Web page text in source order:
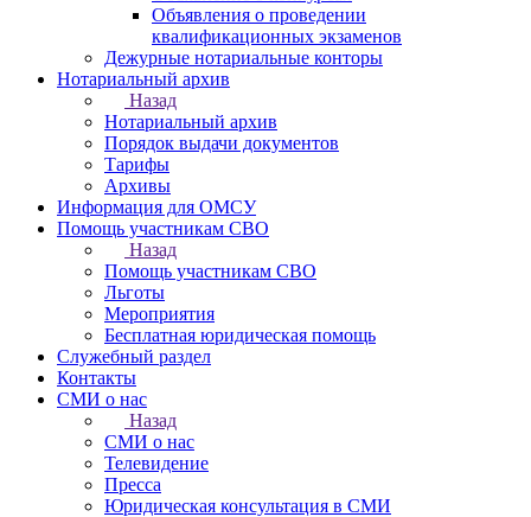
Объявления о проведении
квалификационных экзаменов
Дежурные нотариальные конторы
Нотариальный архив
Назад
Нотариальный архив
Порядок выдачи документов
Тарифы
Архивы
Информация для ОМСУ
Помощь участникам СВО
Назад
Помощь участникам СВО
Льготы
Мероприятия
Бесплатная юридическая помощь
Служебный раздел
Контакты
СМИ о нас
Назад
СМИ о нас
Телевидение
Пресса
Юридическая консультация в СМИ